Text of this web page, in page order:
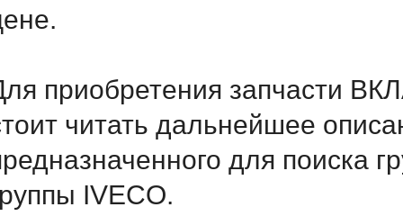
приобретения запчасти
читать дальнейшее
для поиска
IVECO.